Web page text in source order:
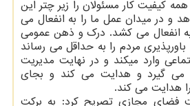
کیفیت کار مسئولان را زیر چتر این
و در میدان عمل ما را به انفعال می
انفعال می کشد. درک و ذهن عمومی
باورپذیری مردم را به حداقل می رساند
وارد میکند و در نهایت مدیریت
می گیرد و هدایت می کند و بجای
هدایت می کند.
فضای مجازی تصریح کرد: به برکت